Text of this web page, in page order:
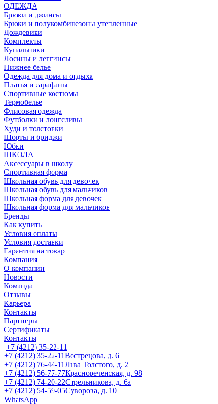
ОДЕЖДА
Брюки и джинсы
Брюки и полукомбинезоны утепленные
Дождевики
Комплекты
Купальники
Лосины и леггинсы
Нижнее белье
Одежда для дома и отдыха
Платья и сарафаны
Спортивные костюмы
Термобелье
Флисовая одежда
Футболки и лонгсливы
Худи и толстовки
Шорты и бриджи
Юбки
ШКОЛА
Аксессуары в школу
Спортивная форма
Школьная обувь для девочек
Школьная обувь для мальчиков
Школьная форма для девочек
Школьная форма для мальчиков
Бренды
Как купить
Условия оплаты
Условия доставки
Гарантия на товар
Компания
О компании
Новости
Команда
Отзывы
Карьера
Контакты
Партнеры
Сертификаты
Контакты
+7 (4212) 35-22-11
+7 (4212) 35-22-11Вострецова, д. 6
+7 (4212) 76-44-11Льва Толстого, д. 2
+7 (4212) 56-77-77Краснореченская, д. 98
+7 (4212) 74-20-22Стрельникова, д. 6а
+7 (4212) 54-59-05Суворова, д. 10
WhatsApp